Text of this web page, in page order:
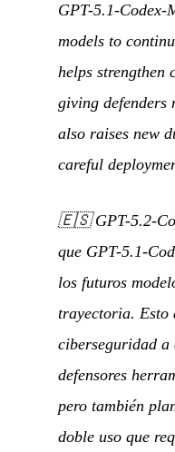
GPT-5.1-Codex-
models to
helps strengthen
giving defenders
also raises new
careful
🇪🇸GPT-5.2-
que GPT-5.1-
los futuros
trayectoria. Esto
ciberseguridad a
defensores
pero también
doble uso que